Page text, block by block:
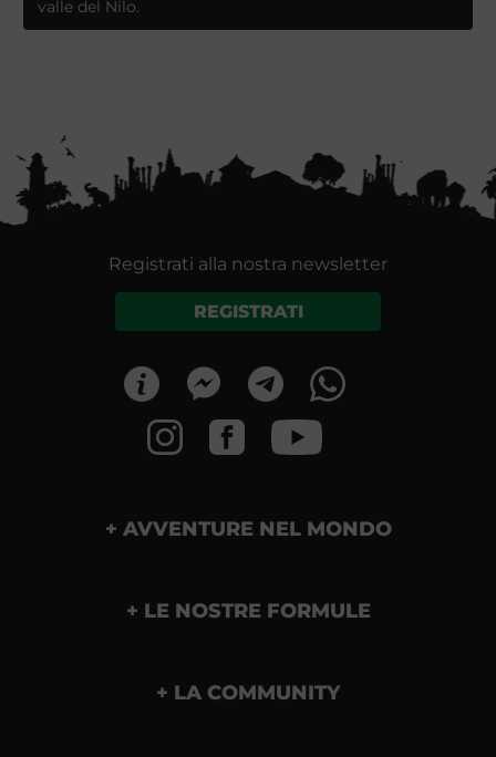
valle del Nilo.
Registrati alla nostra newsletter
REGISTRATI
AVVENTURE NEL MONDO
LE NOSTRE FORMULE
LA COMMUNITY